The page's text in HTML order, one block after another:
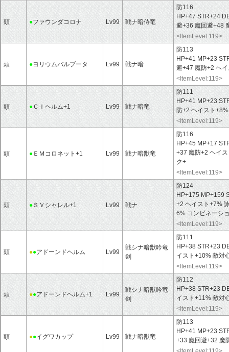
頭 ●ファウンダコロナ Lv99 戦ナ暗侍竜
防116
HP+47 STR+24
避+36 魔回避+48
<ItemLevel:119>
頭 ●ヨリウムバルブータ Lv99 戦ナ暗
防113
HP+41 MP+23
避+47 魔防+2 ヘ
<ItemLevel:119>
頭 ●ＣＩヘルム+1 Lv99 戦ナ暗竜
防111
HP+41 MP+23
防+2 ヘイスト
<ItemLevel:119>
頭 ● ＥＭコロネット+1 Lv99 戦ナ暗獣竜
防116
HP+45 MP+17
+37 魔防+2 ヘイ
ク+
<ItemLevel:119>
頭 ● ＳＶシャレル+1 Lv99 戦ナ
防124
HP+175 MP+159
+2 ヘイスト+7%
6% コンビネーシ
<ItemLevel:119>
頭 ●●アドーンドヘルム Lv99
戦シナ暗獣吟竜
剣
防111
HP+38 STR+23
イスト+10% 敵対
<ItemLevel:119>
頭 ●●アドーンドヘルム+1 Lv99
戦シナ暗獣吟竜
剣
防112
HP+38 STR+23
イスト+11% 敵対
<ItemLevel:119>
頭 ●●イグワカップ Lv99 戦ナ暗獣竜
防113
HP+41 MP+23
+33 魔回避+32 魔